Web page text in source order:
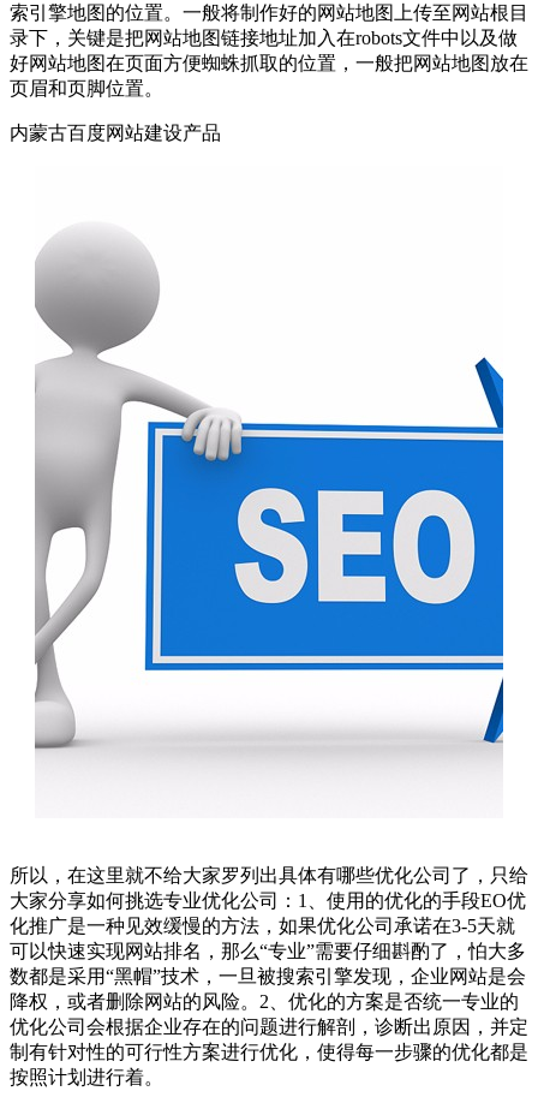
索引擎地图的位置。一般将制作好的网站地图上传至网站根目
录下，关键是把网站地图链接地址加入在robots文件中以及做
好网站地图在页面方便蜘蛛抓取的位置，一般把网站地图放在
页眉和页脚位置。
内蒙古百度网站建设产品
所以，在这里就不给大家罗列出具体有哪些优化公司了，只给
大家分享如何挑选专业优化公司：1、使用的优化的手段EO优
化推广是一种见效缓慢的方法，如果优化公司承诺在3-5天就
可以快速实现网站排名，那么“专业”需要仔细斟酌了，怕大多
数都是采用“黑帽”技术，一旦被搜索引擎发现，企业网站是会
降权，或者删除网站的风险。2、优化的方案是否统一专业的
优化公司会根据企业存在的问题进行解剖，诊断出原因，并定
制有针对性的可行性方案进行优化，使得每一步骤的优化都是
按照计划进行着。